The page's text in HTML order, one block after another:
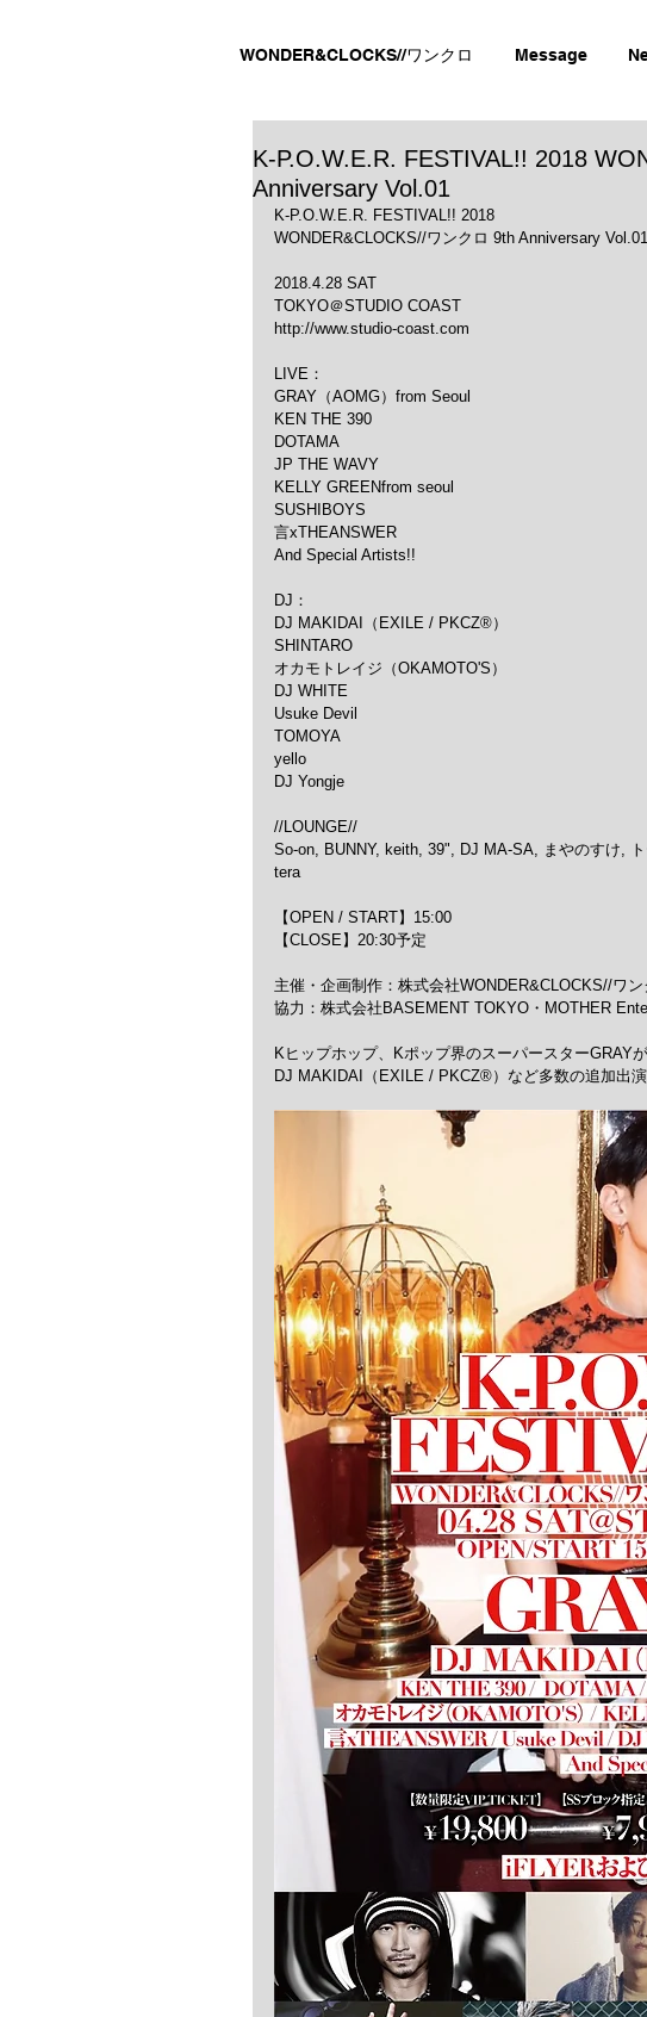
WONDER&CLOCKS//ワンクロ Message
K-P.O.W.E.R. FESTIVAL!! 2018
Anniversary Vol.01
K-P.O.W.E.R. FESTIVAL!! 2018
WONDER&CLOCKS//ワンクロ 9th Anniversary Vol.01
2018.4.28 SAT
TOKYO＠STUDIO COAST
http://www.studio-coast.com
LIVE：
GRAY（AOMG）from Seoul
KEN THE 390
DOTAMA
JP THE WAVY
KELLY GREENfrom seoul
SUSHIBOYS
言xTHEANSWER‎
And Special Artists!!
DJ：
DJ MAKIDAI（EXILE / PKCZ®）
SHINTARO
オカモトレイジ（OKAMOTO'S）
DJ WHITE
Usuke Devil
TOMOYA
yello
DJ Yongje
//LOUNGE//
So-on, BUNNY, keith, 39", DJ MA-SA, まやのすけ,
tera
【OPEN / START】15:00
【CLOSE】20:30予定
主催・企画制作：株式会社WONDER&CLOCKS//ワン
協力：株式会社BASEMENT TOKYO・MOTHER
Kヒップホップ、Kポップ界のスーパースターGRAY
DJ MAKIDAI（EXILE / PKCZ®）など多数の追加出